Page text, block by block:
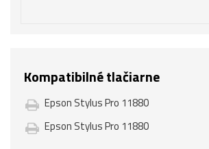
Kompatibilné tlačiarne
Epson Stylus Pro 11880
Epson Stylus Pro 11880